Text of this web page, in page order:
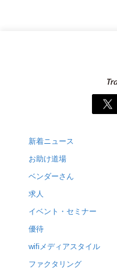
新着ニュース
お助け道場
ベンダーさん
求人
イベント・セミナー
優待
wifiメディアスタイル
ファクタリング